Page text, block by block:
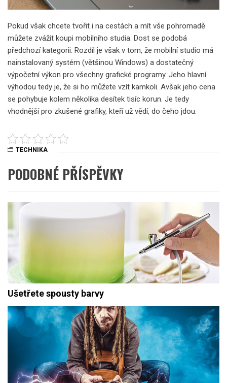
Pokud však chcete tvořit i na cestách a mít vše pohromadě
můžete zvážit koupi mobilního studia. Dost se podobá
předchozí kategorii. Rozdíl je však v tom, že mobilní studio má
nainstalovaný systém (většinou Windows) a dostatečný
výpočetní výkon pro všechny grafické programy. Jeho hlavní
výhodou tedy je, že si ho můžete vzít kamkoli. Avšak jeho cena
se pohybuje kolem několika desítek tisíc korun. Je tedy
vhodnější pro zkušené grafiky, kteří už vědí, do čeho jdou.
TECHNIKA
PODOBNÉ PŘÍSPĚVKY
Ušetřete spousty barvy